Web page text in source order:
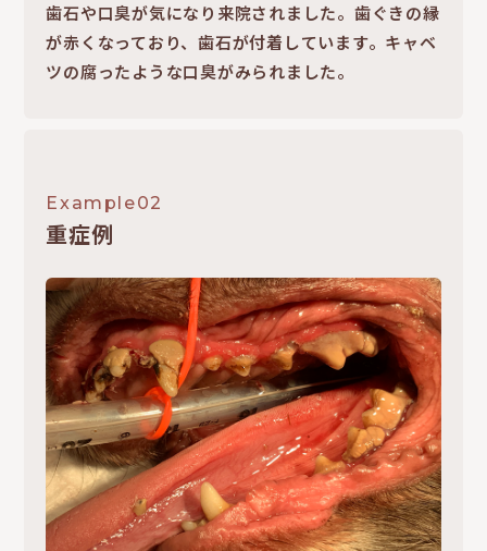
歯石や口臭が気になり来院されました。歯ぐきの縁
が赤くなっており、歯石が付着しています。キャベ
ツの腐ったような口臭がみられました。
Example02
重症例